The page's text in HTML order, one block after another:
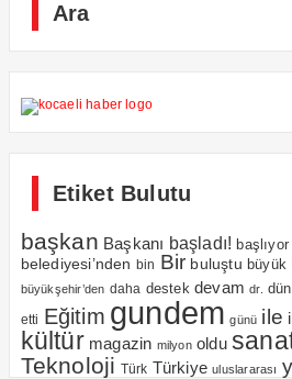
Ara
Etiket Bulutu
başkan Başkanı başladı! başlıyor
belediyesi’nden bin Bir buluştu büyük
büyükşehir’den daha destek devam dr.
etti Eğitim gundem günü ile
kültür magazin milyon oldu
Teknoloji Türk Türkiye uluslararası